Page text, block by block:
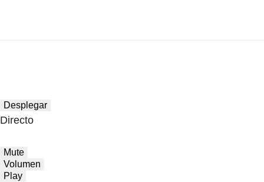
Desplegar
Directo
Mute
Volumen
Play